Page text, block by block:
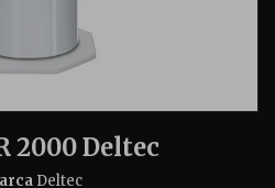
2000 Deltec
Deltec